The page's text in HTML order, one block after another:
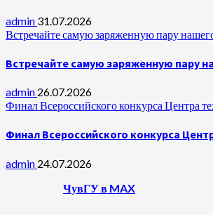
admin 31.07.2026
Встречайте самую заряженную пару
Встречайте самую заряженную пару
admin 26.07.2026
Финал Всероссийского конкурса Центра
Финал Всероссийского конкурса
admin 24.07.2026
ЧувГУ в MAX